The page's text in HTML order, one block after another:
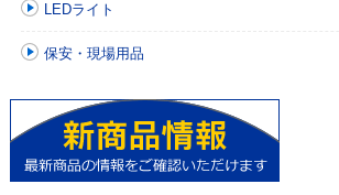
LEDライト
保安・現場用品